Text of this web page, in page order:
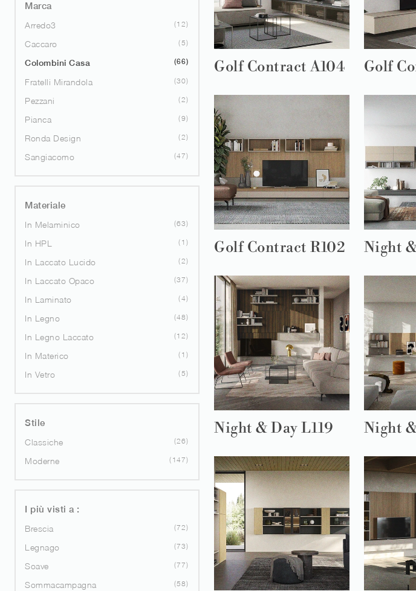
Marca
Arredo3
12
Caccaro 5
Colombini Casa 66
Fratelli Mirandola 30
Pezzani 2
Pianca 9
Ronda Design 2
Sangiacomo 47
Materiale
In Melaminico
63
In HPL 1
In Laccato Lucido 2
In Laccato Opaco 37
In Laminato 4
In Legno 48
In Legno Laccato 12
In Materico 1
In Vetro 5
Stile
Classiche
26
Moderne 147
I più visti a :
Brescia
72
Legnago 73
Soave 77
Sommacampagna 58
Golf Contract A104 Golf
Golf Contract R102 Night
Night & Day L119 Night